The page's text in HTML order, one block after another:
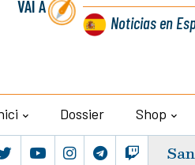
VAI A
Noticiasen
Dossier Shop